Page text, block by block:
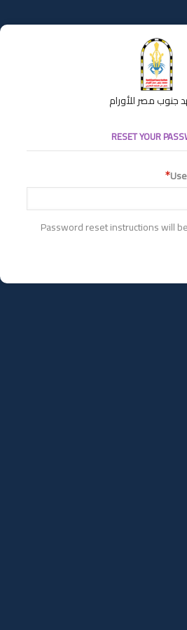
جنوب مصر للأورام
RESET YOUR
Password reset instructions will